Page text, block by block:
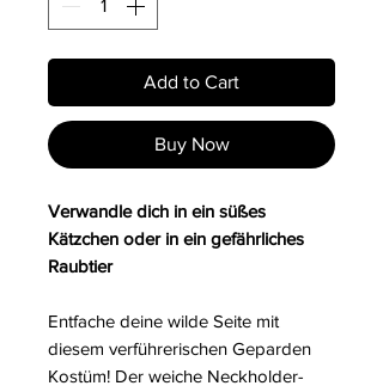
Add to Cart
Buy Now
Verwandle dich in ein süßes
Kätzchen oder in ein gefährliches
Raubtier
Entfache deine wilde Seite mit
diesem verführerischen Geparden
Kostüm! Der weiche Neckholder-